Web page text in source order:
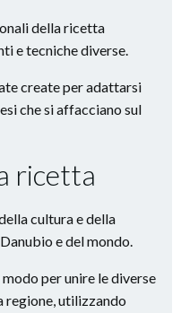
della ricetta
e tecniche diverse.
create per adattarsi
che si affacciano sul
ricetta
cultura e della
e del mondo.
per unire le diverse
regione, utilizzando